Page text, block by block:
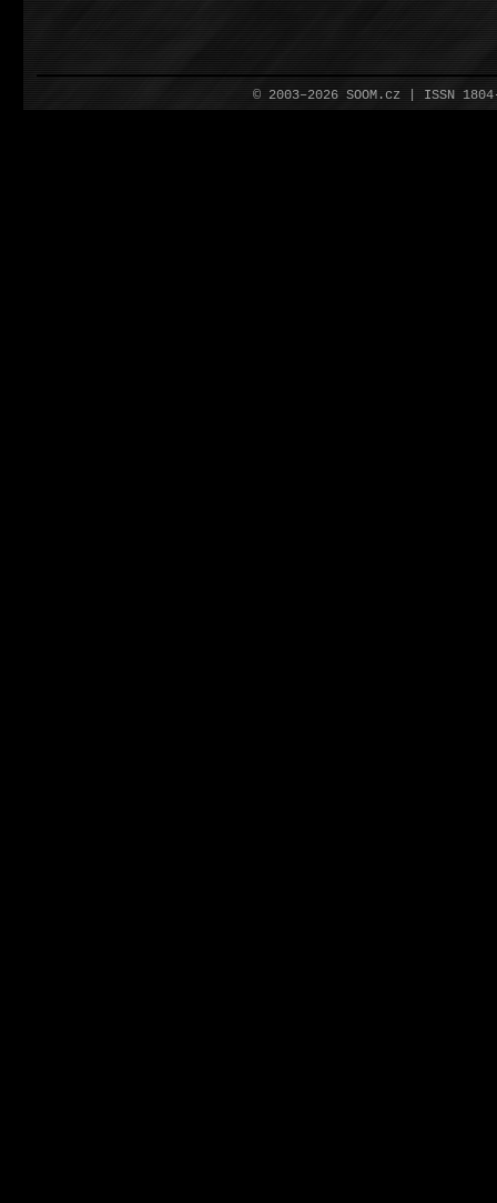
© 2003–2026 SOOM.cz | ISSN